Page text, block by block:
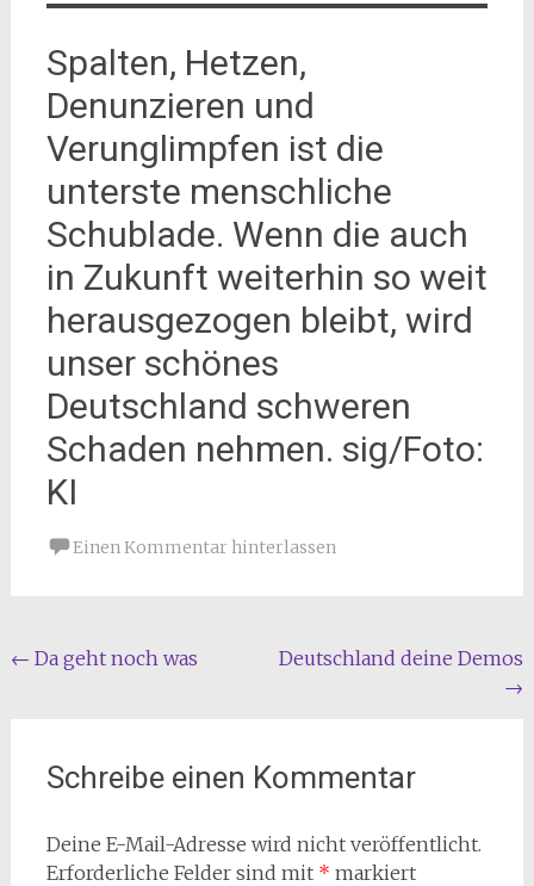
Spalten, Hetzen,
Denunzieren und
Verunglimpfen ist die
unterste menschliche
Schublade. Wenn die auch
in Zukunft weiterhin so weit
herausgezogen bleibt, wird
unser schönes
Deutschland schweren
Schaden nehmen. sig/Foto:
KI
Einen Kommentar hinterlassen
Beitragsnavigation
← Da geht noch was
Deutschland deine Demos
→
Schreibe einen Kommentar
Deine E-Mail-Adresse wird nicht veröffentlicht.
Erforderliche Felder sind mit * markiert